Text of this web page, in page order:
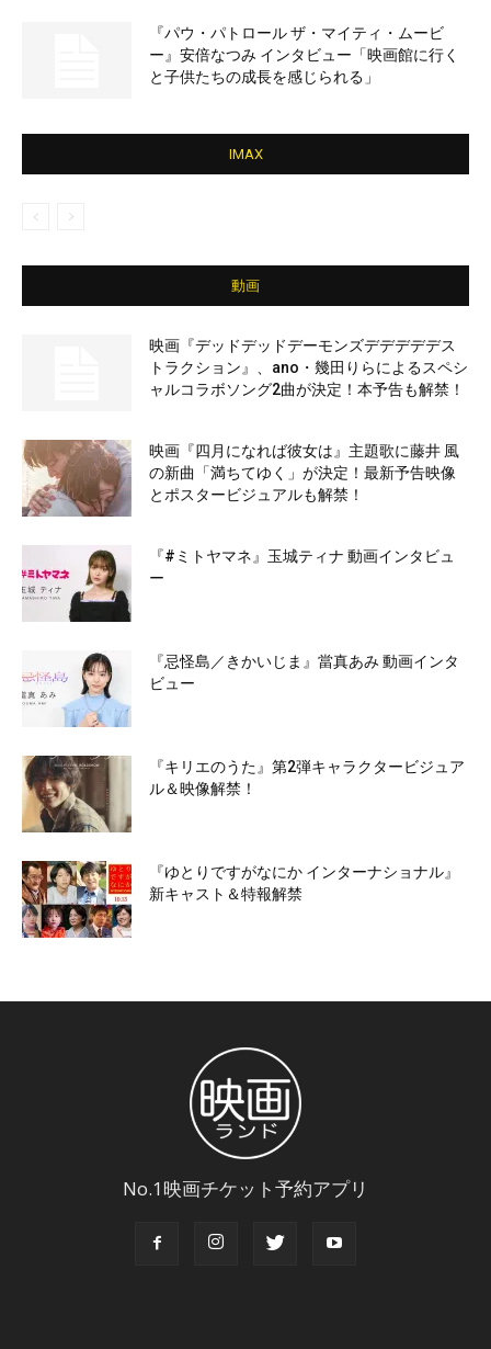
『パウ・パトロール ザ・マイティ・ムービ
ー』安倍なつみ インタビュー「映画館に行く
と子供たちの成長を感じられる」
IMAX
動画
映画『デッドデッドデーモンズデデデデデス
トラクション』、ano・幾田りらによるスペシ
ャルコラボソング2曲が決定！本予告も解禁！
映画『四月になれば彼女は』主題歌に藤井 風
の新曲「満ちてゆく」が決定！最新予告映像
とポスタービジュアルも解禁！
『#ミトヤマネ』玉城ティナ 動画インタビュ
ー
『忌怪島／きかいじま』當真あみ 動画インタ
ビュー
『キリエのうた』第2弾キャラクタービジュア
ル＆映像解禁！
『ゆとりですがなにか インターナショナル』
新キャスト＆特報解禁
No.1映画チケット予約アプリ